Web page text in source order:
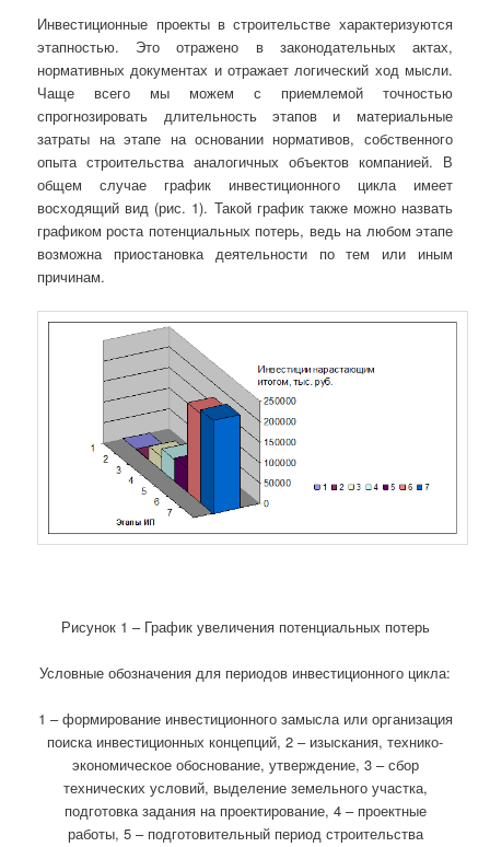
Инвестиционные проекты в строительстве характеризуются
этапностью. Это отражено в законодательных актах,
нормативных документах и отражает логический ход мысли.
Чаще всего мы можем с приемлемой точностью
спрогнозировать длительность этапов и материальные
затраты на этапе на основании нормативов, собственного
опыта строительства аналогичных объектов компанией. В
общем случае график инвестиционного цикла имеет
восходящий вид (рис. 1). Такой график также можно назвать
графиком роста потенциальных потерь, ведь на любом этапе
возможна приостановка деятельности по тем или иным
причинам.
Рисунок 1 – График увеличения потенциальных потерь
Условные обозначения для периодов инвестиционного цикла:
1 – формирование инвестиционного замысла или организация
поиска инвестиционных концепций, 2 – изыскания, технико-
экономическое обоснование, утверждение, 3 – сбор
технических условий, выделение земельного участка,
подготовка задания на проектирование, 4 – проектные
работы, 5 – подготовительный период строительства